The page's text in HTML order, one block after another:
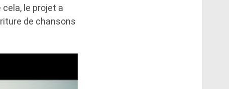
le projet a
de chansons